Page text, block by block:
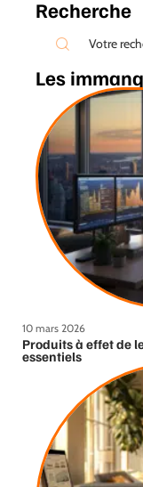
Recherche
Les
10 mars 2026
Produits à effet de
essentiels